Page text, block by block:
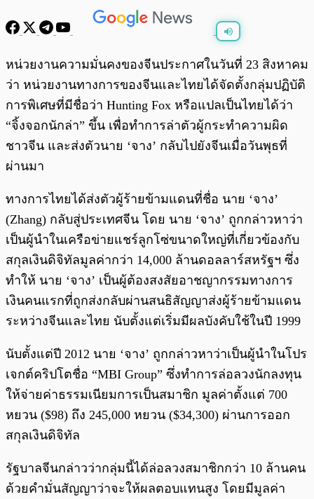
0:00 /0:00
หน่วยงานความมั่นคงของจีนประกาศในวันที่ 23 สิงหาคม
ว่า หน่วยงานทางการของจีนและไทยได้จัดตั้งกลุ่มปฏิบัติ
การพิเศษที่มีชื่อว่า Hunting Fox หรือแปลเป็นไทยได้ว่า
“จิ้งจอกนักล่า” ขึ้น เพื่อทำการล่าตัวผู้กระทำความผิด
ชาวจีน และส่งตัวนาย ‘จาง’ กลับไปยังจีนเมื่อวันพุธที่
ผ่านมา
ทางการไทยได้ส่งตัวผู้ร้ายข้ามแดนที่ชื่อ นาย ‘จาง’
(Zhang) กลับสู่ประเทศจีน โดย นาย ‘จาง’ ถูกกล่าวหาว่า
เป็นผู้นำในเครือข่ายแชร์ลูกโซ่ขนาดใหญ่ที่เกี่ยวข้องกับ
สกุลเงินดิจิทัลมูลค่ากว่า 14,000 ล้านดอลลาร์สหรัฐฯ ซึ่ง
ทำให้ นาย ‘จาง’ เป็นผู้ต้องสงสัยอาชญากรรมทางการ
เงินคนแรกที่ถูกส่งกลับผ่านสนธิสัญญาส่งผู้ร้ายข้ามแดน
ระหว่างจีนและไทย นับตั้งแต่เริ่มมีผลบังคับใช้ในปี 1999
นับตั้งแต่ปี 2012 นาย ‘จาง’ ถูกกล่าวหาว่าเป็นผู้นำในโปร
เจกต์คริปโตชื่อ “MBI Group” ซึ่งทำการล่อลวงนักลงทุน
ให้จ่ายค่าธรรมเนียมการเป็นสมาชิก มูลค่าตั้งแต่ 700
หยวน ($98) ถึง 245,000 หยวน ($34,300) ผ่านการออก
สกุลเงินดิจิทัล
รัฐบาลจีนกล่าวว่ากลุ่มนี้ได้ล่อลวงสมาชิกกว่า 10 ล้านคน
ด้วยคำมั่นสัญญาว่าจะให้ผลตอบแทนสูง โดยมีมูลค่า